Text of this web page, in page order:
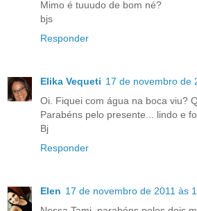
Mimo é tuuudo de bom né?
bjs
Responder
Elika Vequeti 17 de novembro de
Oi. Fiquei com água na boca viu?
Parabéns pelo presente... lindo e
Bj
Responder
Elen 17 de novembro de 2011 às